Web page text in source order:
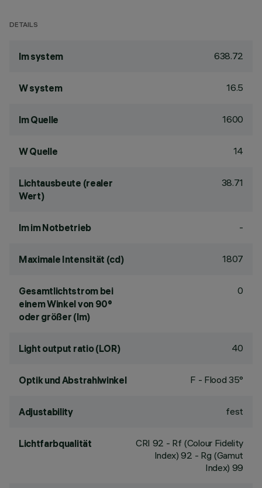
DETAILS
lm system 638.72
W system 16.5
lm Quelle 1600
W Quelle 14
Lichtausbeute (realer
Wert)
38.71
lm im Notbetrieb -
Maximale Intensität (cd) 1807
Gesamtlichtstrom bei
einem Winkel von 90°
oder größer (lm)
0
Light output ratio (LOR) 40
Optik und Abstrahlwinkel F - Flood 35°
Adjustability fest
Lichtfarbqualität CRI 92 - Rf (Colour Fidelity
Index) 92 - Rg (Gamut
Index) 99